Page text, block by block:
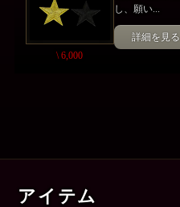
\ 6,000
し、願い...
詳細を見る
アイテム